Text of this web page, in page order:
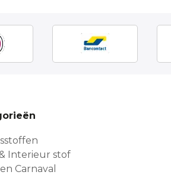
Interieur stof
Carnaval